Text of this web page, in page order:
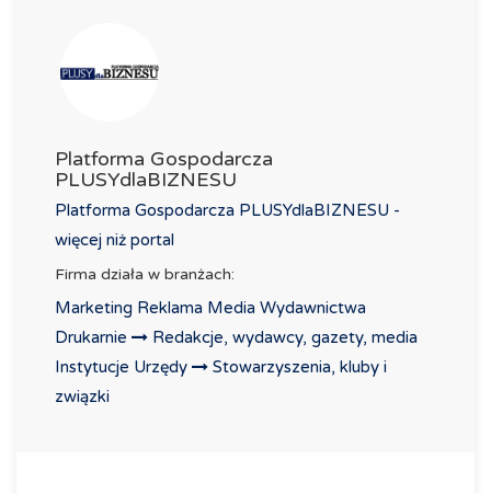
Platforma Gospodarcza
PLUSYdlaBIZNESU
Platforma Gospodarcza PLUSYdlaBIZNESU -
więcej niż portal
Firma działa w branżach:
Marketing Reklama Media Wydawnictwa
Drukarnie
Redakcje, wydawcy, gazety, media
Instytucje Urzędy
Stowarzyszenia, kluby i
związki